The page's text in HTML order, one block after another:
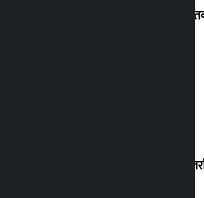
शेखरले अस्वीकार गरे कोइराला निवास
‘करदाता प्रोत्साहन कार्यक्रम सफल भए